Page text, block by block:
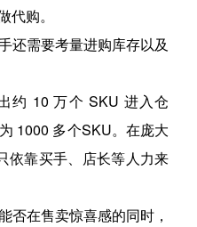
购。
还需要考量进购库存以及
约 10 万个 SKU 进入仓
1000 多个SKU。在庞大
依靠买手、店长等人力来
否在售卖惊喜感的同时，